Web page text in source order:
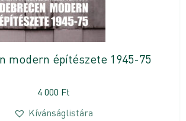
modern építészete 1945-75
4 000 Ft
Kívánságlistára